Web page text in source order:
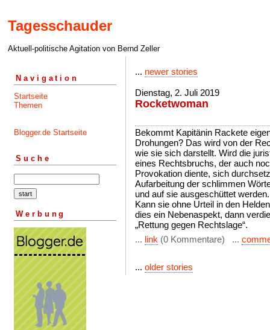
Tagesschauder
Aktuell-politische Agitation von Bernd Zeller
Navigation
Startseite
Themen
Blogger.de Startseite
Suche
Werbung
... newer stories
Dienstag, 2. Juli 2019
Rocketwoman
Bekommt Kapitänin Rackete
Drohungen? Das wird von der
wie sie sich darstellt. Wird die
eines Rechtsbruchs, der auch
Provokation diente, sich
Aufarbeitung der schlimmen
und auf sie ausgeschüttet werden.
Kann sie ohne Urteil in den
dies ein Nebenaspekt, dann
„Rettung gegen Rechtslage“.
... link (0 Kommentare) ...
... older stories